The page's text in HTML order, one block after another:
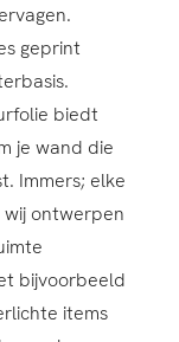
geprint
biedt
je wand die
Immers; elke
wij ontwerpen
bijvoorbeeld
items